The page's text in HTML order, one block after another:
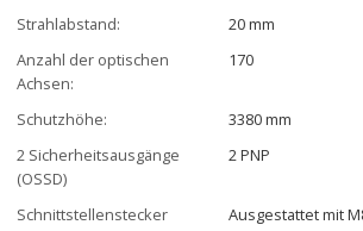
Strahlabstand:
20 mm
Anzahl der optischen
Achsen:
170
Schutzhöhe:
3380 mm
2 Sicherheitsausgänge
(OSSD)
2 PNP
Schnittstellenstecker
Ausgestattet mit